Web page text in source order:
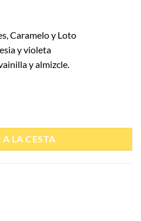
Caramelo y Loto
y violeta
y almizcle.
LA CESTA